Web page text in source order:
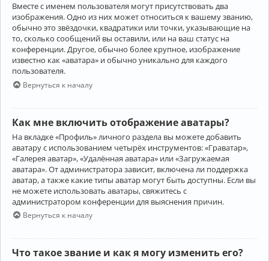
Вместе с именем пользователя могут присутствовать два
изображения. Одно из них может относиться к вашему званию,
обычно это звёздочки, квадратики или точки, указывающие на
то, сколько сообщений вы оставили, или на ваш статус на
конференции. Другое, обычно более крупное, изображение
известно как «аватара» и обычно уникально для каждого
пользователя.
Вернуться к началу
Как мне включить отображение аватары?
На вкладке «Профиль» личного раздела вы можете добавить
аватару с использованием четырёх инструментов: «Граватар»,
«Галерея аватар», «Удалённая аватара» или «Загружаемая
аватара». От администратора зависит, включена ли поддержка
аватар, а также какие типы аватар могут быть доступны. Если вы
не можете использовать аватары, свяжитесь с
администратором конференции для выяснения причин.
Вернуться к началу
Что такое звание и как я могу изменить его?